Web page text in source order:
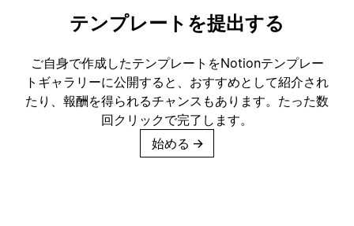
テンプレートを提出する
ご自身で作成したテンプレートをNotionテンプレー
トギャラリーに公開すると、おすすめとして紹介され
たり、報酬を得られるチャンスもあります。たった数
回クリックで完了します。
始める →